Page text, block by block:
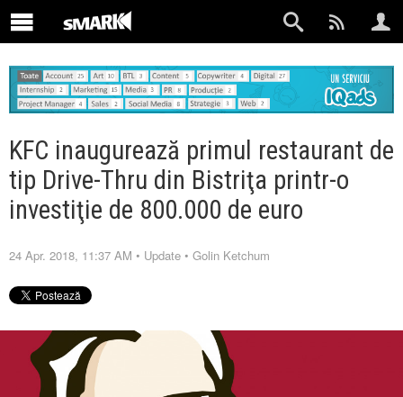
KFC inaugurează primul restaurant de
tip Drive-Thru din Bistriţa printr-o
investiţie de 800.000 de euro
24 Apr. 2018, 11:37 AM • Update • Golin Ketchum